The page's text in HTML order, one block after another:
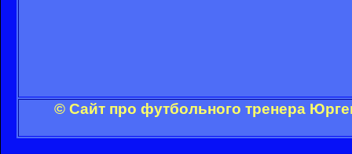
© Сайт про футбольного тренера